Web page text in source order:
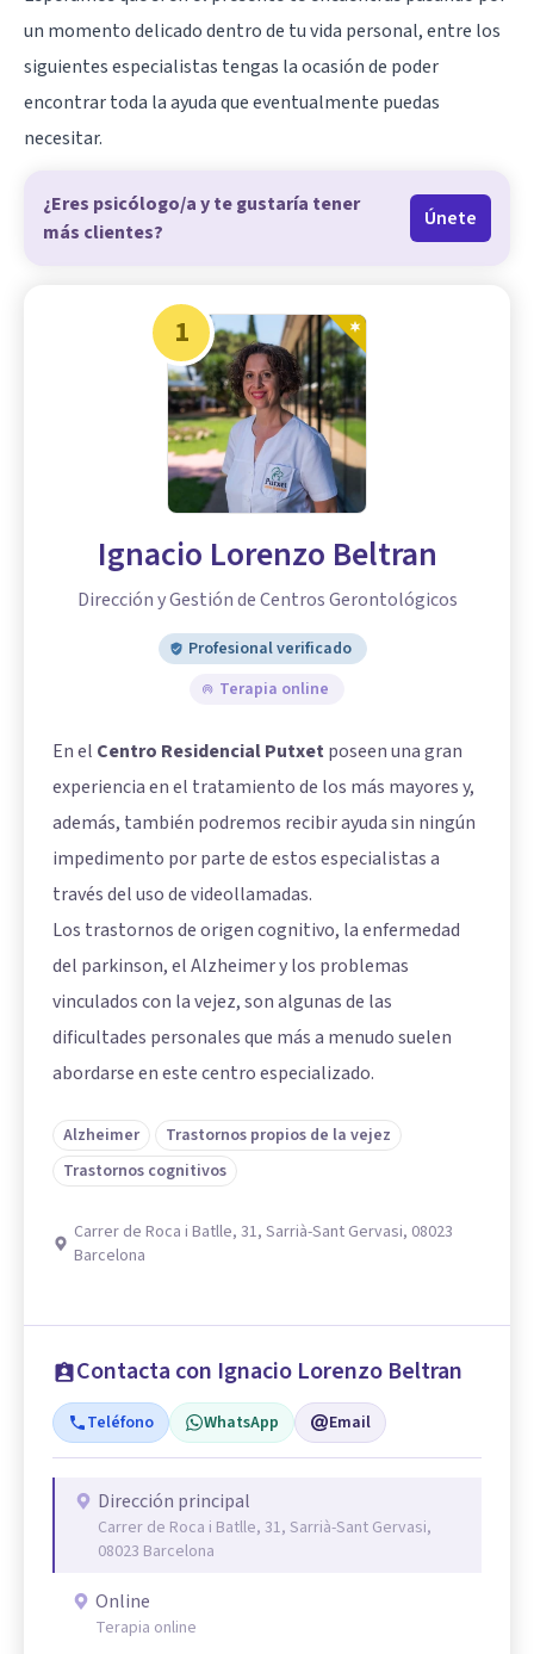
un momento delicado dentro de tu vida personal, entre los
siguientes especialistas tengas la ocasión de poder
encontrar toda la ayuda que eventualmente puedas
necesitar.
¿Eres psicólogo/a y te gustaría tener
más clientes?
Únete
1
Ignacio Lorenzo Beltran
Dirección y Gestión de Centros Gerontológicos
Profesional verificado
Terapia online
En el Centro Residencial Putxetposeen una gran
experiencia en el tratamiento de los más mayores y,
además, también podremos recibir ayuda sin ningún
impedimento por parte de estos especialistas a
través del uso de videollamadas.
Los trastornos de origen cognitivo, la enfermedad
del parkinson, el Alzheimer y los problemas
vinculados con la vejez, son algunas de las
dificultades personales que más a menudo suelen
abordarse en este centro especializado.
Alzheimer
Trastornos propios de la vejez
Trastornos cognitivos
Carrer de Roca i Batlle, 31, Sarrià-Sant Gervasi, 08023
Barcelona
Contacta con Ignacio Lorenzo Beltran
Teléfono WhatsApp Email
Dirección principal
Carrer de Roca i Batlle, 31, Sarrià-Sant Gervasi,
08023 Barcelona
Online
Terapia online